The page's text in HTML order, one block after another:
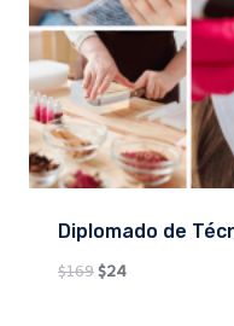
Diplomado de
$169Original
$24Current